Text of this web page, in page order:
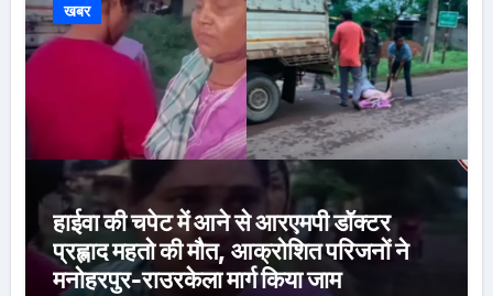
खबर
हाईवा की चपेट में आने से आरएमपी डॉक्टर
प्रह्लाद महतो की मौत, आक्रोशित परिजनों ने
मनोहरपुर-राउरकेला मार्ग किया जाम